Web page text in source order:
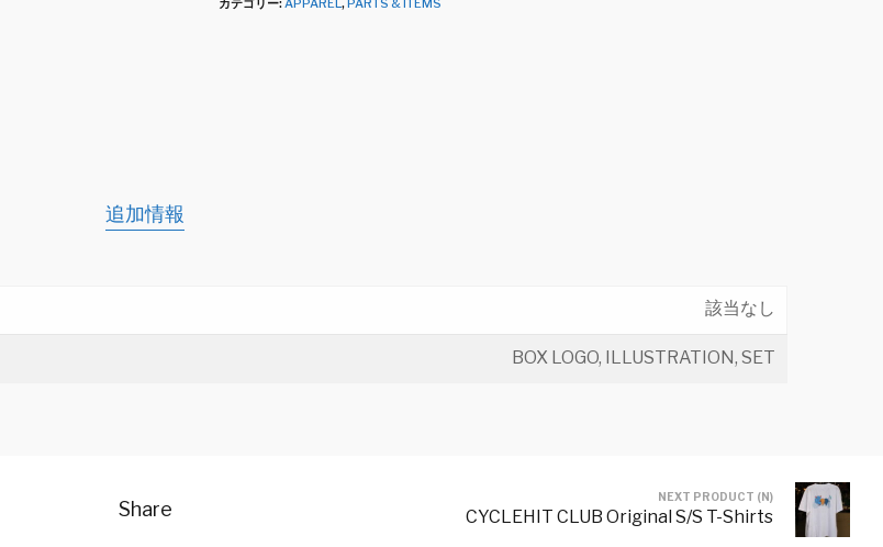
カテゴリー:APPAREL,PARTS & ITEMS
追加情報
該当なし
BOX LOGO, ILLUSTRATION, SET
Share
NEXT PRODUCT (N)
CYCLEHIT CLUB Original S/S T-Shirts